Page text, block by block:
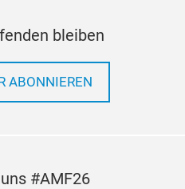
bleiben
ABONNIEREN
#AMF26